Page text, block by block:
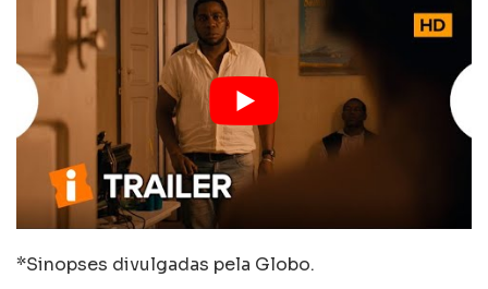
*Sinopses divulgadas pela Globo.